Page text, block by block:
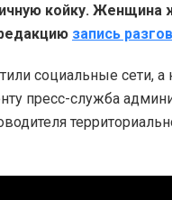
койку. Женщина
запись
социальные сети, а
пресс-служба